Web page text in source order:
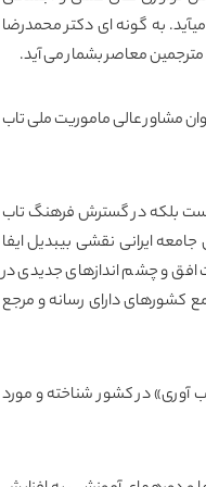
به گونه ای دکتر محمدرضا
مشاور عالی ماموریت ملی تاب
است بلکه در گسترش فرهنگ تاب
ایرانی نقشی بیبدیل ایفا
و چشم اندازهای جدیدی در
کشورهای دارای رسانه و مرجع
آوری» در کشور شناخته و مورد